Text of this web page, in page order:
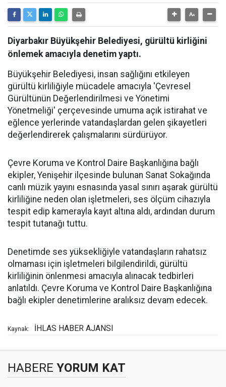
Diyarbakır Büyükşehir Belediyesi, gürültü kirliğini
önlemek amacıyla denetim yaptı.
Büyükşehir Belediyesi, insan sağlığını etkileyen
gürültü kirliliğiyle mücadele amacıyla 'Çevresel
Gürültünün Değerlendirilmesi ve Yönetimi
Yönetmeliği' çerçevesinde umuma açık istirahat ve
eğlence yerlerinde vatandaşlardan gelen şikayetleri
değerlendirerek çalışmalarını sürdürüyor.
Çevre Koruma ve Kontrol Daire Başkanlığına bağlı
ekipler, Yenişehir ilçesinde bulunan Sanat Sokağında
canlı müzik yayını esnasında yasal sınırı aşarak gürültü
kirliliğine neden olan işletmeleri, ses ölçüm cihazıyla
tespit edip kamerayla kayıt altına aldı, ardından durum
tespit tutanağı tuttu.
Denetimde ses yüksekliğiyle vatandaşların rahatsız
olmaması için işletmeleri bilgilendirildi, gürültü
kirliliğinin önlenmesi amacıyla alınacak tedbirleri
anlatıldı. Çevre Koruma ve Kontrol Daire Başkanlığına
bağlı ekipler denetimlerine aralıksız devam edecek.
Kaynak: İHLAS HABER AJANSI
HABERE YORUM KAT